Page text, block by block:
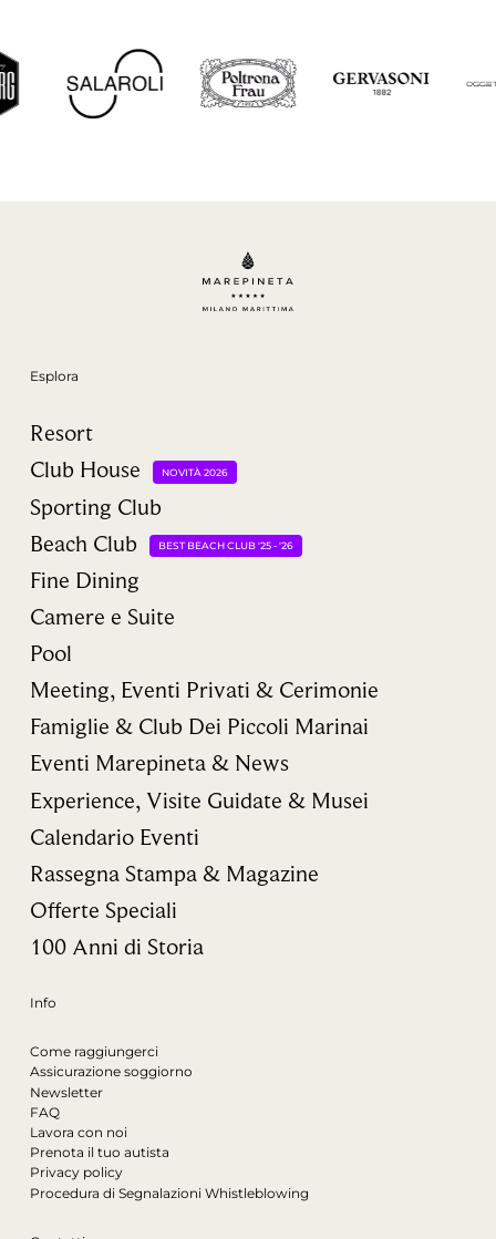
Esplora
Resort
Club House
NOVITÀ 2026
Sporting Club
Beach Club
BEST BEACH CLUB '25 - '26
Fine Dining
Camere e Suite
Pool
Meeting, Eventi Privati & Cerimonie
Famiglie & Club Dei Piccoli Marinai
Eventi Marepineta & News
Experience, Visite Guidate & Musei
Calendario Eventi
Rassegna Stampa & Magazine
Offerte Speciali
100 Anni di Storia
Info
Come raggiungerci
Assicurazione soggiorno
Newsletter
FAQ
Lavora con noi
Prenota il tuo autista
Privacy policy
Procedura di Segnalazioni Whistleblowing